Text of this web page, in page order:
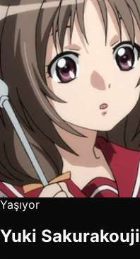
Yaşıyor
Yuki Sakurakouji